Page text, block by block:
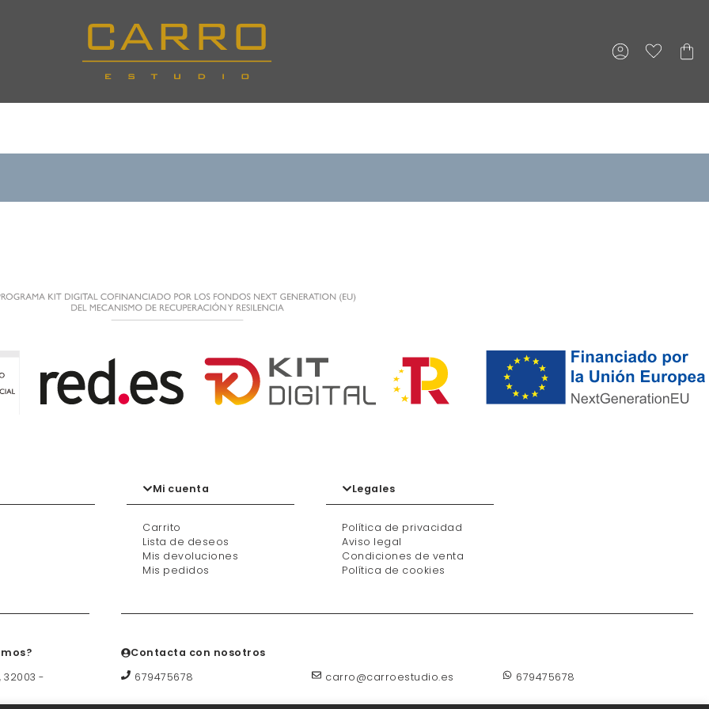
Mi cuenta
Carrito
Lista de deseos
Mis devoluciones
Mis pedidos
Legales
Política de privacidad
Aviso legal
Condiciones de venta
Política de cookies
32003 -
Contacta con nosotros
679475678
carro@carroestudio.es 679475678